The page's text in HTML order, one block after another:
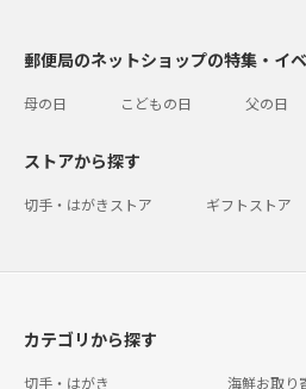
郵便局のネットショップの特集・イ
母の日 こどもの日 父の日
ストアから探す
切手・はがきストア ギフトストア
カテゴリから探す
切手・はがき 海鮮お取り